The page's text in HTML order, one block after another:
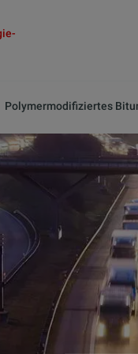
Polymermodifiziertes